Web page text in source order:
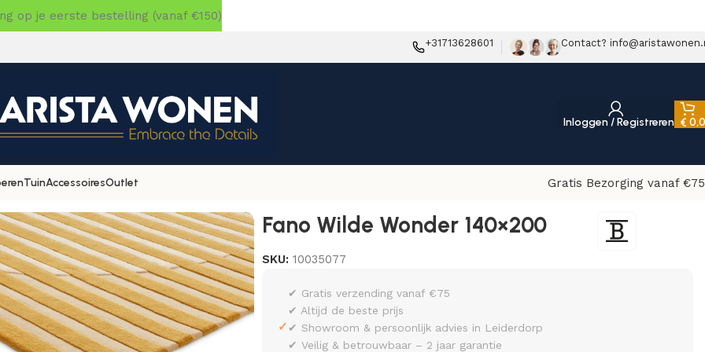
+31713628601 Contact?
Inloggen / Registreren €
TuinAccessoiresOutlet
Gratis Bezorging vanaf
Fano Wilde Wonder 140×200
SKU:10035077
✓
✔ Gratis verzending vanaf €75
✔ Altijd de beste prijs
✔ Showroom & persoonlijk advies in Leiderdorp
✔ Veilig & betrouwbaar – 2 jaar garantie
op je eerste bestelling (vanaf €150)